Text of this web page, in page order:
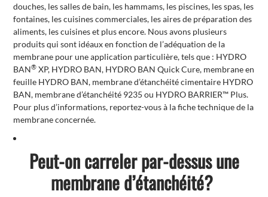
douches, les salles de bain, les hammams, les piscines, les spas, les
fontaines, les cuisines commerciales, les aires de préparation des
aliments, les cuisines et plus encore. Nous avons plusieurs
produits qui sont idéaux en fonction de l’adéquation de la
membrane pour une application particulière, tels que : HYDRO
BAN® XP, HYDRO BAN, HYDRO BAN Quick Cure, membrane en
feuille HYDRO BAN, membrane d’étanchéité cimentaire HYDRO
BAN, membrane d’étanchéité 9235 ou HYDRO BARRIER™ Plus.
Pour plus d’informations, reportez-vous à la fiche technique de la
membrane concernée.
Peut-on carreler par-dessus une
membrane d’étanchéité?